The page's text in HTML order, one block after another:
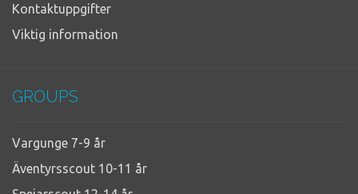
Kontaktuppgifter
Viktig information
GROUPS
Vargunge 7-9 år
Äventyrsscout 10-11 år